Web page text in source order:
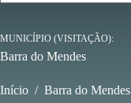
MUNICÍPIO (VISITAÇÃO)
Barra do Mendes
Início / Barra do Mendes